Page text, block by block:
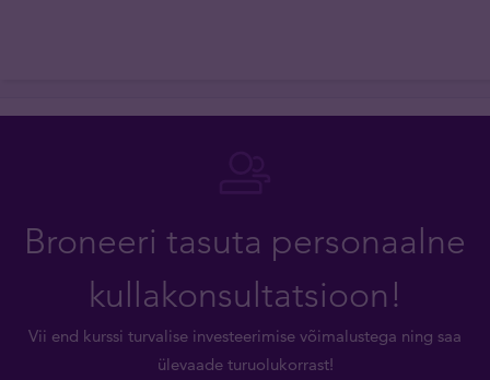
Broneeri tasuta personaalne
kullakonsultatsioon!
Vii end kurssi turvalise investeerimise võimalustega ning saa
ülevaade turuolukorrast!